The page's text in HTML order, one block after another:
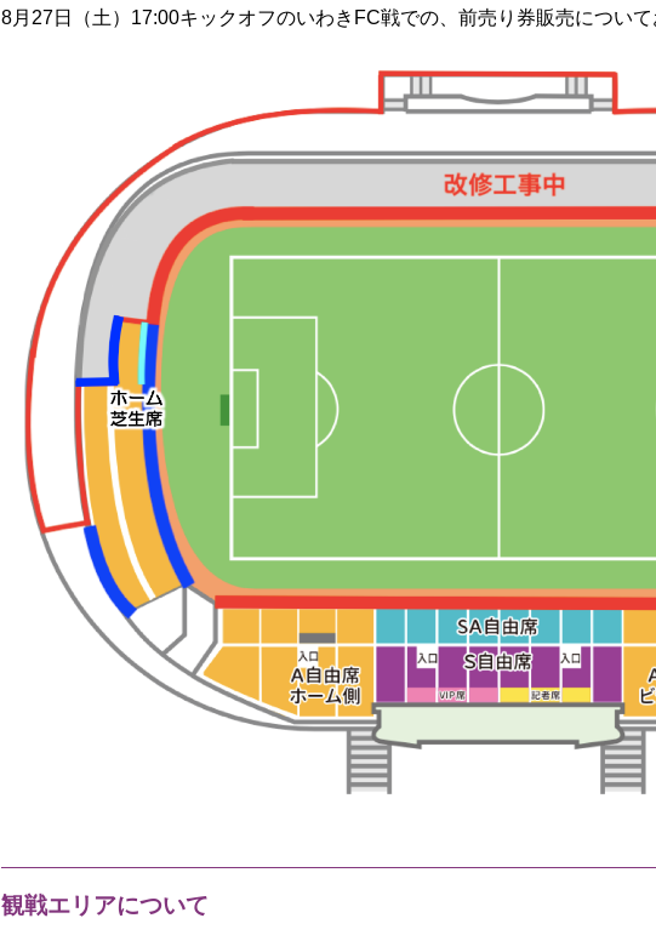
8月27日（土）17:00キックオフのいわきFC戦での、前売り券販売について
観戦エリアについて